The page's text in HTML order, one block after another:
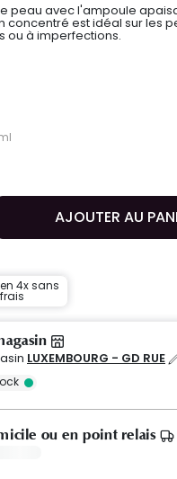
peau avec l'ampoule
concentré est idéal sur les
ou à imperfections.
AJOUTER AU
4x sans
frais
LUXEMBOURG - GD RUE
ou en point relais